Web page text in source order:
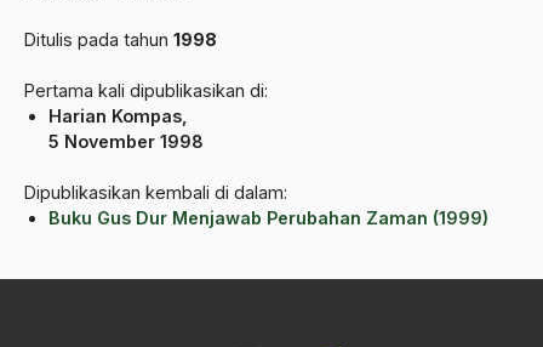
Ditulis pada tahun 1998
Pertama kali dipublikasikan di:
Harian Kompas,
5 November 1998
Dipublikasikan kembali di dalam:
Buku Gus Dur Menjawab Perubahan Zaman (1999)
Amerika
amerika serikat
Amin Iskandar